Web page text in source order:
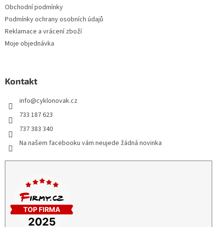
Obchodní podmínky
Podmínky ochrany osobních údajů
Reklamace a vrácení zboží
Moje objednávka
Kontakt
info@cyklonovak.cz
733 187 623
737 383 340
Na našem facebooku vám neujede žádná novinka